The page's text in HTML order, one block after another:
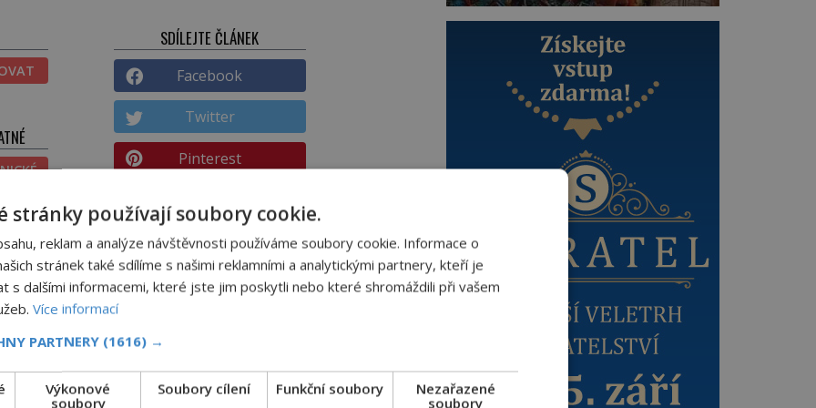
SDÍLEJTE ČLÁNEK
Facebook
Twitter
Pinterest
DALŠÍ ČLÁNEK
VIDEO: Proč sportovci vydělávají
stránky používají soubory cookie.
reklam a analýze návštěvnosti používáme soubory cookie. Informace o
stránek také sdílíme s našimi reklamními a analytickými partnery, kteří je
s dalšími informacemi, které jste jim poskytli nebo které shromáždili při vašem
Více informací
PARTNERY (1616) →
Výkonové
soubory
Soubory cílení Funkční soubory
Nezařazené
soubory